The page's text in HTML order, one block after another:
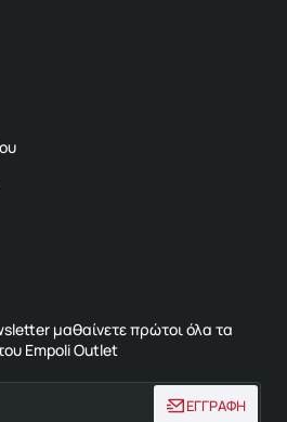
μαθαίνετε πρώτοι όλα τα
Empoli Outlet
ΕΓΓΡΑΦΗ